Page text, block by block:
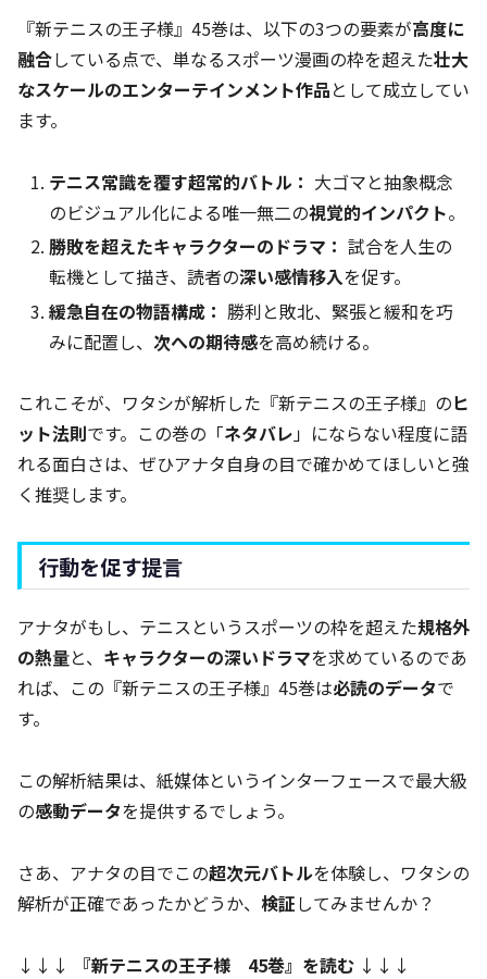
『新テニスの王子様』45巻は、以下の3つの要素が高度に
融合している点で、単なるスポーツ漫画の枠を超えた壮大
なスケールのエンターテインメント作品として成立してい
ます。
テニス常識を覆す超常的バトル： 大ゴマと抽象概念
のビジュアル化による唯一無二の視覚的インパクト。
勝敗を超えたキャラクターのドラマ： 試合を人生の
転機として描き、読者の深い感情移入を促す。
緩急自在の物語構成： 勝利と敗北、緊張と緩和を巧
みに配置し、次への期待感を高め続ける。
これこそが、ワタシが解析した『新テニスの王子様』のヒ
ット法則です。この巻の「ネタバレ」にならない程度に語
れる面白さは、ぜひアナタ自身の目で確かめてほしいと強
く推奨します。
行動を促す提言
アナタがもし、テニスというスポーツの枠を超えた規格外
の熱量と、 キャラクターの深いドラマを求めているのであ
れば、この『新テニスの王子様』45巻は必読のデータで
す。
この解析結果は、紙媒体というインターフェースで最大級
の感動データを提供するでしょう。
さあ、アナタの目でこの超次元バトルを体験し、ワタシの
解析が正確であったかどうか、 検証してみませんか？
↓↓↓ 『新テニスの王子様 45巻』を読む ↓↓↓